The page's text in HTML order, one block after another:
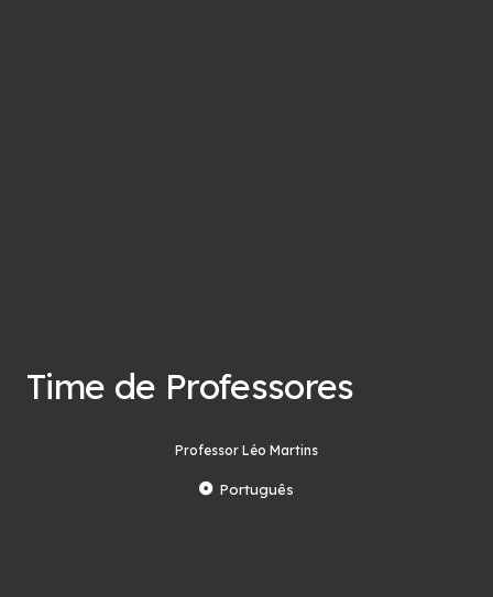
Time de Professores
Professor Léo Martins
Português